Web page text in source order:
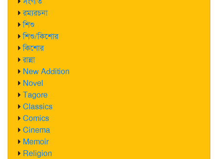
রম্যরচনা
শিশু
শিশু/কিশোর
কিশোর
রান্না
New Addition
Novel
Tagore
Classics
Comics
Cinema
Memoir
Religion